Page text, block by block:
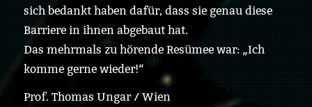
sich bedankt haben dafür, dass sie genau diese
Barriere in ihnen abgebaut hat.
Das mehrmals zu hörende Resümee war: „Ich
komme gerne wieder!“
Prof. Thomas Ungar / Wien